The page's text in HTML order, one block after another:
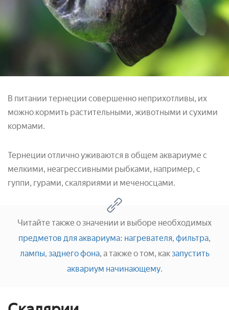
В питании тернеции совершенно неприхотливы, их
можно кормить растительными, животными и сухими
кормами.
Тернеции отлично уживаются в общем аквариуме с
мелкими, неагрессивными рыбками, например, с
гуппи, гурами, скаляриями и меченосцами.
Читайте также о значении и выборе необходимых
предметов для аквариума: нагревателя, фильтра,
лампы, заднего фона, а также о том, как запустить
аквариум начинающему.